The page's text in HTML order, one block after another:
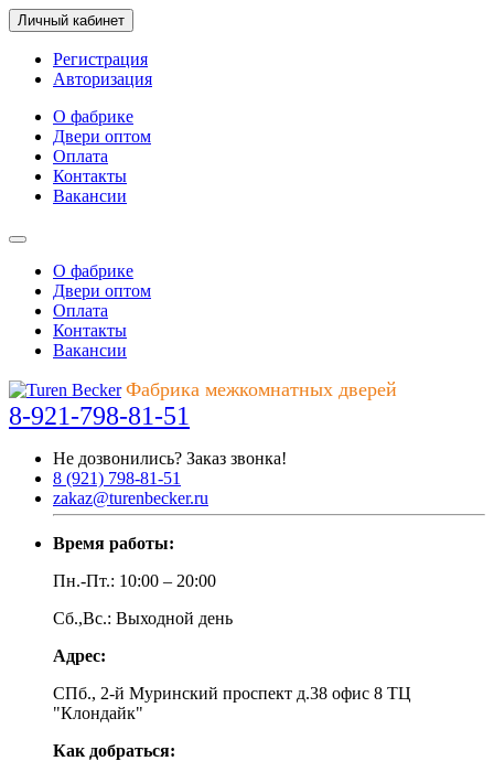
Личный кабинет
Регистрация
Авторизация
О фабрике
Двери оптом
Оплата
Контакты
Вакансии
О фабрике
Двери оптом
Оплата
Контакты
Вакансии
Фабрика межкомнатных дверей
8-921-798-81-51
Не дозвонились? Заказ звонка!
8 (921) 798-81-51
zakaz@turenbecker.ru
Время работы:
Пн.-Пт.: 10:00 – 20:00
Сб.,Вс.: Выходной день
Адрес:
СПб., 2-й Муринский проспект д.38 офис 8 ТЦ
"Клондайк"
Как добраться: